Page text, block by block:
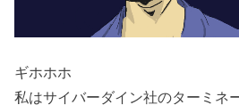
ギホホホ
私はサイバーダイン社のターミネ